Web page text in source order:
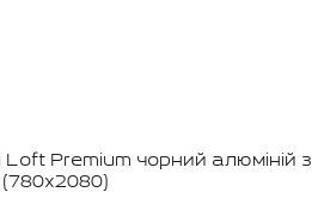
Loft Premium чорний алюміній з
(780x2080)